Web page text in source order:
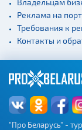
Владельцам
Реклама на
Требования к
Контакты и
"Про Беларусь" -